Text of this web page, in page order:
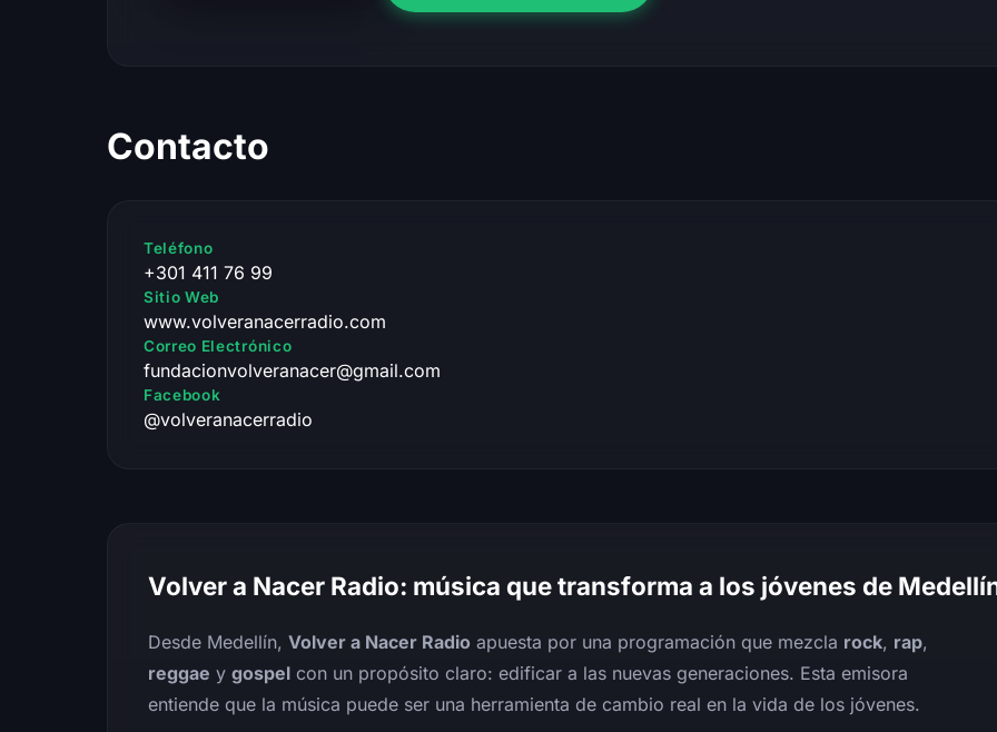
Contacto
Teléfono
+301 411 76 99
Sitio Web
www.volveranacerradio.com
Correo Electrónico
fundacionvolveranacer@gmail.com
Facebook
@volveranacerradio
Volver a Nacer Radio: música que transforma a los jóvenes de
Desde Medellín, Volver a Nacer Radio apuesta por una programación que mezcla rock, rap,
reggae y gospel con un propósito claro: edificar a las nuevas generaciones. Esta emisora
entiende que la música puede ser una herramienta de cambio real en la vida de los jóvenes.